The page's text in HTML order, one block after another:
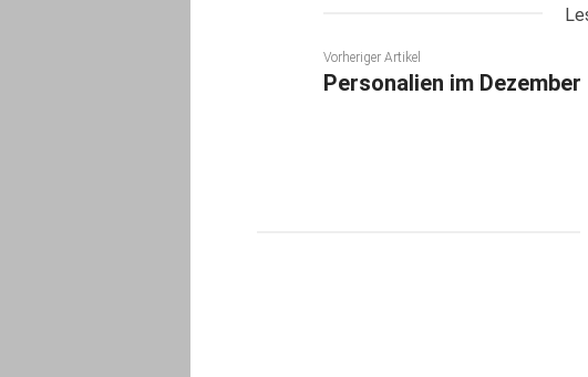
Vorheriger Artikel
Personalien im Dezember